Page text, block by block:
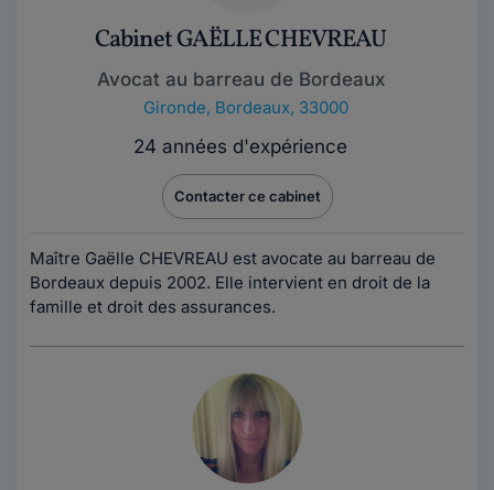
Cabinet GAËLLE CHEVREAU
Avocat au barreau de Bordeaux
Gironde, Bordeaux, 33000
24 années d'expérience
Contacter ce cabinet
Maître Gaëlle CHEVREAU est avocate au barreau de
Bordeaux depuis 2002. Elle intervient en droit de la
famille et droit des assurances.